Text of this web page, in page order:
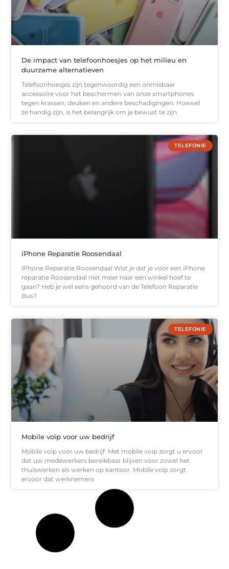
De impact van telefoonhoesjes op het milieu en
duurzame alternatieven
Telefoonhoesjes zijn tegenwoordig een onmisbaar
accessoire voor het beschermen van onze smartphones
tegen krassen, deuken en andere beschadigingen. Hoewel
ze handig zijn, is het belangrijk om je bewust te zijn
TELEFONIE
iPhone Reparatie Roosendaal
iPhone Reparatie Roosendaal Wist je dat je voor een iPhone
reparatie Roosendaal niet meer naar een winkel hoef te
gaan? Heb je wel eens gehoord van de Telefoon Reparatie
Bus?
TELEFONIE
Mobile voip voor uw bedrijf
Mobile voip voor uw bedrijf Met mobile voip zorgt u ervoor
dat uw medewerkers bereikbaar blijven voor zowel het
thuiswerken als werken op kantoor. Mobile voip zorgt
ervoor dat werknemers